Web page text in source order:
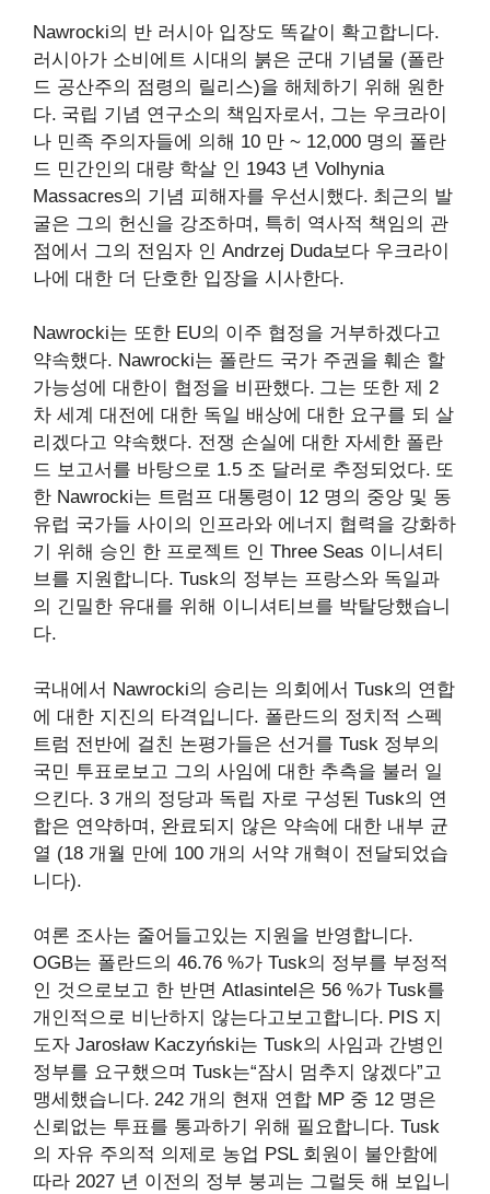
Nawrocki의 반 러시아 입장도 똑같이 확고합니다.
러시아가 소비에트 시대의 붉은 군대 기념물 (폴란
드 공산주의 점령의 릴리스)을 해체하기 위해 원한
다. 국립 기념 연구소의 책임자로서, 그는 우크라이
나 민족 주의자들에 의해 10 만 ~ 12,000 명의 폴란
드 민간인의 대량 학살 인 1943 년 Volhynia
Massacres의 기념 피해자를 우선시했다. 최근의 발
굴은 그의 헌신을 강조하며, 특히 역사적 책임의 관
점에서 그의 전임자 인 Andrzej Duda보다 우크라이
나에 대한 더 단호한 입장을 시사한다.
Nawrocki는 또한 EU의 이주 협정을 거부하겠다고
약속했다. Nawrocki는 폴란드 국가 주권을 훼손 할
가능성에 대한이 협정을 비판했다. 그는 또한 제 2
차 세계 대전에 대한 독일 배상에 대한 요구를 되 살
리겠다고 약속했다. 전쟁 손실에 대한 자세한 폴란
드 보고서를 바탕으로 1.5 조 달러로 추정되었다. 또
한 Nawrocki는 트럼프 대통령이 12 명의 중앙 및 동
유럽 국가들 사이의 인프라와 에너지 협력을 강화하
기 위해 승인 한 프로젝트 인 Three Seas 이니셔티
브를 지원합니다. Tusk의 정부는 프랑스와 독일과
의 긴밀한 유대를 위해 이니셔티브를 박탈당했습니
다.
국내에서 Nawrocki의 승리는 의회에서 Tusk의 연합
에 대한 지진의 타격입니다. 폴란드의 정치적 스펙
트럼 전반에 걸친 논평가들은 선거를 Tusk 정부의
국민 투표로보고 그의 사임에 대한 추측을 불러 일
으킨다. 3 개의 정당과 독립 자로 구성된 Tusk의 연
합은 연약하며, 완료되지 않은 약속에 대한 내부 균
열 (18 개월 만에 100 개의 서약 개혁이 전달되었습
니다).
여론 조사는 줄어들고있는 지원을 반영합니다.
OGB는 폴란드의 46.76 %가 Tusk의 정부를 부정적
인 것으로보고 한 반면 Atlasintel은 56 %가 Tusk를
개인적으로 비난하지 않는다고보고합니다. PIS 지
도자 Jarosław Kaczyński는 Tusk의 사임과 간병인
정부를 요구했으며 Tusk는“잠시 멈추지 않겠다”고
맹세했습니다. 242 개의 현재 연합 MP 중 12 명은
신뢰없는 투표를 통과하기 위해 필요합니다. Tusk
의 자유 주의적 의제로 농업 PSL 회원이 불안함에
따라 2027 년 이전의 정부 붕괴는 그럴듯 ​​해 보입니